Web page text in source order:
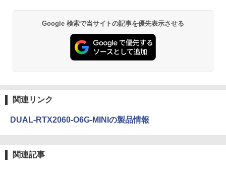
Google 検索で当サイトの記事を優先表示させる
関連リンク
DUAL-RTX2060-O6G-MINIの製品情報
関連記事